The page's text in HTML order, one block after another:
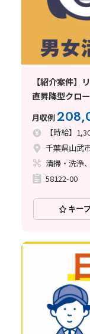
【紹介案件】
直昇降型クロ
月収例
【時給】
千葉県山武
清掃・洗浄
58122-00
キー